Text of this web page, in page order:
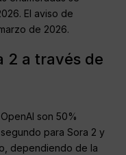
El aviso de
de 2026.
2 a través de
son 50%
para Sora 2 y
dependiendo de la